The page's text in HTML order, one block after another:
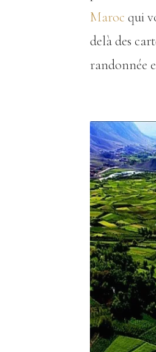
Maroc qui
delà des
randonnée